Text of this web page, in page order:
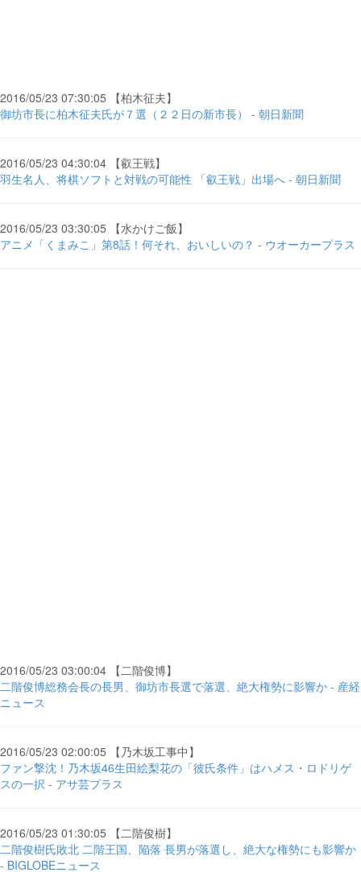
2016/05/23 07:30:05 【柏木征夫】
御坊市長に柏木征夫氏が７選（２２日の新市長） - 朝日新聞
2016/05/23 04:30:04 【叡王戦】
羽生名人、将棋ソフトと対戦の可能性 「叡王戦」出場へ - 朝日新聞
2016/05/23 03:30:05 【水かけご飯】
アニメ「くまみこ」第8話！何それ、おいしいの？ - ウオーカープラス
2016/05/23 03:00:04 【二階俊博】
二階俊博総務会長の長男、御坊市長選で落選、絶大権勢に影響か - 産経
ニュース
2016/05/23 02:00:05 【乃木坂工事中】
ファン撃沈！乃木坂46生田絵梨花の「彼氏条件」はハメス・ロドリゲ
スの一択 - アサ芸プラス
2016/05/23 01:30:05 【二階俊樹】
二階俊樹氏敗北 二階王国、陥落 長男が落選し、絶大な権勢にも影響か
- BIGLOBEニュース